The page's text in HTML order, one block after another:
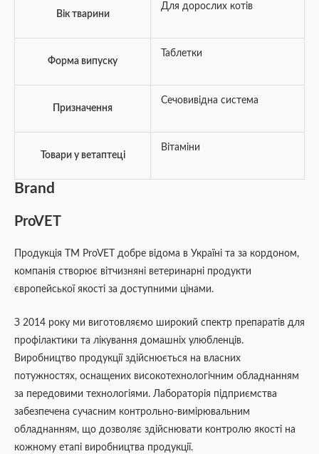
Вік тварини
Для дорослих котів
Форма випуску
Таблетки
Призначення
Сечовивідна система
Товари у ветаптеці
Вітаміни
Brand
ProVET
Продукція ТМ ProVET добре відома в Україні та за кордоном,
компанія створює вітчизняні ветеринарні продукти
європейської якості за доступними цінами.
З 2014 року ми виготовляємо широкий спектр препаратів для
профілактики та лікування домашніх улюбленців.
Виробництво продукції здійснюється на власних
потужностях, оснащених високотехнологічним обладнанням
за передовими технологіями. Лабораторія підприємства
забезпечена сучасним контрольно-вимірювальним
обладнанням, що дозволяє здійснювати контролю якості на
кожному етапі виробництва продукції.